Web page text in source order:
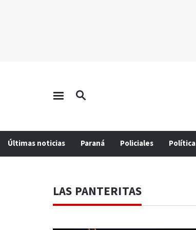
Últimas noticias Paraná Policiales Política
LAS PANTERITAS